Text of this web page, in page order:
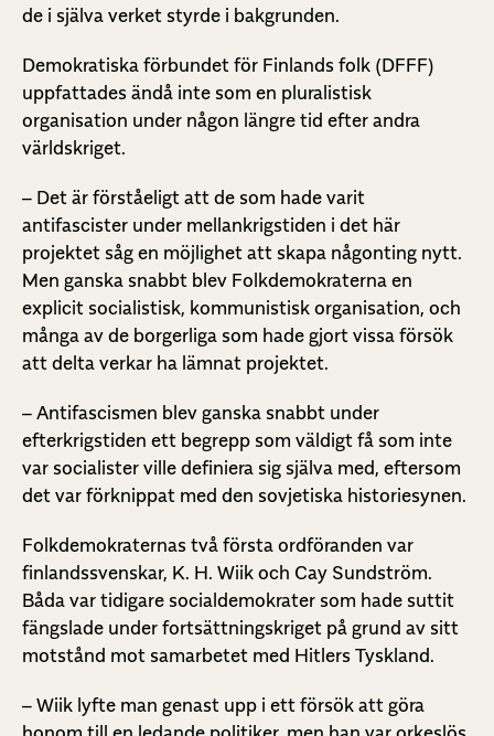
de i själva verket styrde i bakgrunden.
Demokratiska förbundet för Finlands folk (DFFF)
uppfattades ändå inte som en pluralistisk
organisation under någon längre tid efter andra
världskriget.
– Det är förståeligt att de som hade varit
antifascister under mellankrigstiden i det här
projektet såg en möjlighet att skapa någonting nytt.
Men ganska snabbt blev Folkdemokraterna en
explicit socialistisk, kommunistisk organisation, och
många av de borgerliga som hade gjort vissa försök
att delta verkar ha lämnat projektet.
– Antifascismen blev ganska snabbt under
efterkrigstiden ett begrepp som väldigt få som inte
var socialister ville definiera sig själva med, eftersom
det var förknippat med den sovjetiska historiesynen.
Folkdemokraternas två första ordföranden var
finlandssvenskar, K. H. Wiik och Cay Sundström.
Båda var tidigare socialdemokrater som hade suttit
fängslade under fortsättningskriget på grund av sitt
motstånd mot samarbetet med Hitlers Tyskland.
– Wiik lyfte man genast upp i ett försök att göra